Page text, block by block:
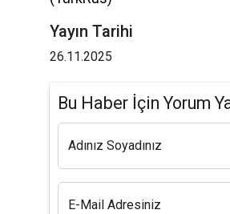
Yayın Tarihi
26.11.2025
Bu Haber İçin Yorum
Adınız Soyadınız
E-Mail Adresiniz